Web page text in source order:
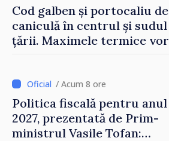
Cod galben și portocaliu de
caniculă în centrul și sudul
țării. Maximele termice vor
/ Acum 8 ore
Politica fiscală pentru anul
2027, prezentată de Prim-
ministrul Vasile Tofan: